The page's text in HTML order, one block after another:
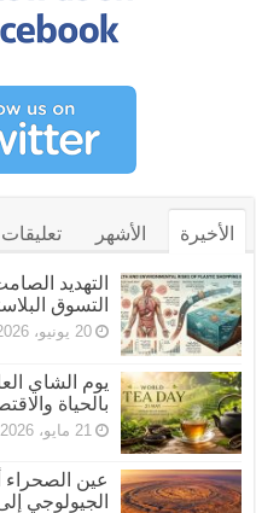
الأخيرة الأشهر تعليقات
التهديد
التسوق
20 يونيو، 2026
يوم الشاي
بالحياة
21 مايو، 2026
عين الصحراء
الجيولوجي